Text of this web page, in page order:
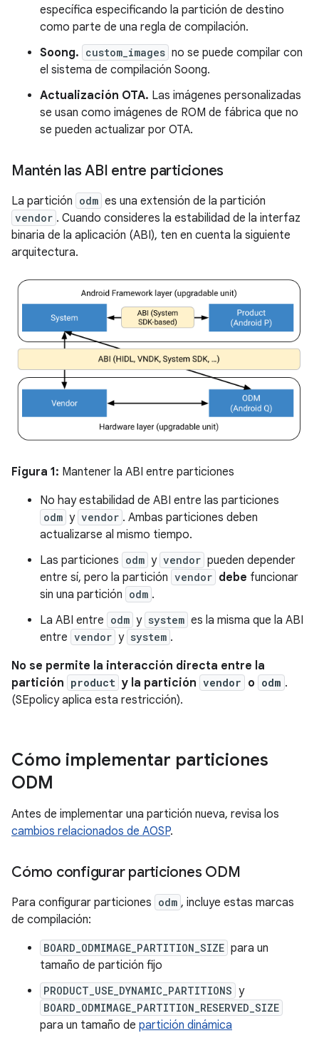
específica especificando la partición de destino
como parte de una regla de compilación.
Soong. custom_images no se puede compilar con
el sistema de compilación Soong.
Actualización OTA. Las imágenes personalizadas
se usan como imágenes de ROM de fábrica que no
se pueden actualizar por OTA.
Mantén las ABI entre particiones
La partición odm es una extensión de la partición
vendor . Cuando consideres la estabilidad de la interfaz
binaria de la aplicación (ABI), ten en cuenta la siguiente
arquitectura.
Figura 1: Mantener la ABI entre particiones
No hay estabilidad de ABI entre las particiones
odm y vendor . Ambas particiones deben
actualizarse al mismo tiempo.
Las particiones odm y vendor pueden depender
entre sí, pero la partición vendor debe funcionar
sin una partición odm .
La ABI entre odm y system es la misma que la ABI
entre vendor y system .
No se permite la interacción directa entre la
partición product y la partición vendor o odm .
(SEpolicy aplica esta restricción).
Cómo implementar particiones
ODM
Antes de implementar una partición nueva, revisa los
cambios relacionados de AOSP.
Cómo configurar particiones ODM
Para configurar particiones odm , incluye estas marcas
de compilación:
BOARD_ODMIMAGE_PARTITION_SIZE para un
tamaño de partición fijo
PRODUCT_USE_DYNAMIC_PARTITIONS y
BOARD_ODMIMAGE_PARTITION_RESERVED_SIZE
para un tamaño de partición dinámica